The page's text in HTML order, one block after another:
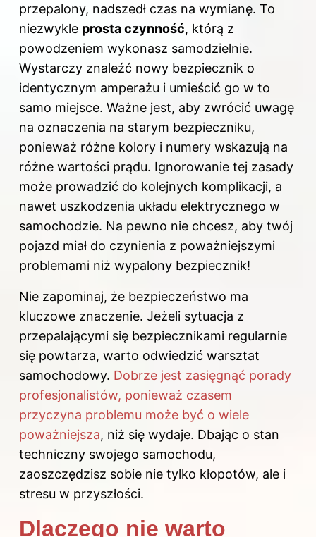
przepalony, nadszedł czas na wymianę. To
niezwykle prosta czynność, którą z
powodzeniem wykonasz samodzielnie.
Wystarczy znaleźć nowy bezpiecznik o
identycznym amperażu i umieścić go w to
samo miejsce. Ważne jest, aby zwrócić uwagę
na oznaczenia na starym bezpieczniku,
ponieważ różne kolory i numery wskazują na
różne wartości prądu. Ignorowanie tej zasady
może prowadzić do kolejnych komplikacji, a
nawet uszkodzenia układu elektrycznego w
samochodzie. Na pewno nie chcesz, aby twój
pojazd miał do czynienia z poważniejszymi
problemami niż wypalony bezpiecznik!
Nie zapominaj, że bezpieczeństwo ma
kluczowe znaczenie. Jeżeli sytuacja z
przepalającymi się bezpiecznikami regularnie
się powtarza, warto odwiedzić warsztat
samochodowy. Dobrze jest zasięgnąć porady
profesjonalistów, ponieważ czasem
przyczyna problemu może być o wiele
poważniejsza, niż się wydaje. Dbając o stan
techniczny swojego samochodu,
zaoszczędzisz sobie nie tylko kłopotów, ale i
stresu w przyszłości.
Dlaczego nie warto